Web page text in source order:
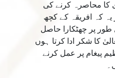
کا محاصرہ کرنے کی
کہ افریقہ کے کچھ
پر چھٹکارا حاصل
کا شکر ادا کرتا ہوں
پیغام پر عمل کرنے